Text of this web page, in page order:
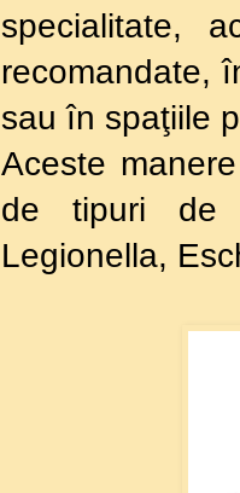
specialitate,
recomandate,
sau în spaţiile
Aceste
de tipuri de
Legionella,